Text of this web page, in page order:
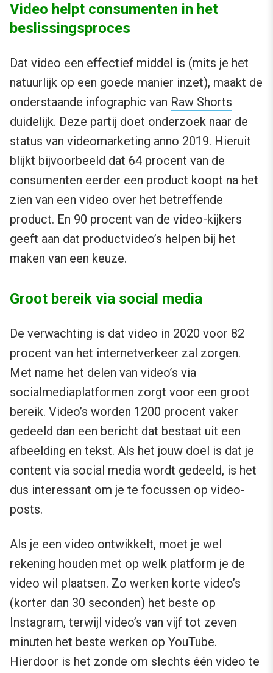
Video helpt consumenten in het
beslissingsproces
Dat video een effectief middel is (mits je het
natuurlijk op een goede manier inzet), maakt de
onderstaande infographic van Raw Shorts
duidelijk. Deze partij doet onderzoek naar de
status van videomarketing anno 2019. Hieruit
blijkt bijvoorbeeld dat 64 procent van de
consumenten eerder een product koopt na het
zien van een video over het betreffende
product. En 90 procent van de video-kijkers
geeft aan dat productvideo’s helpen bij het
maken van een keuze.
Groot bereik via social media
De verwachting is dat video in 2020 voor 82
procent van het internetverkeer zal zorgen.
Met name het delen van video’s via
socialmediaplatformen zorgt voor een groot
bereik. Video’s worden 1200 procent vaker
gedeeld dan een bericht dat bestaat uit een
afbeelding en tekst. Als het jouw doel is dat je
content via social media wordt gedeeld, is het
dus interessant om je te focussen op video-
posts.
Als je een video ontwikkelt, moet je wel
rekening houden met op welk platform je de
video wil plaatsen. Zo werken korte video’s
(korter dan 30 seconden) het beste op
Instagram, terwijl video’s van vijf tot zeven
minuten het beste werken op YouTube.
Hierdoor is het zonde om slechts één video te